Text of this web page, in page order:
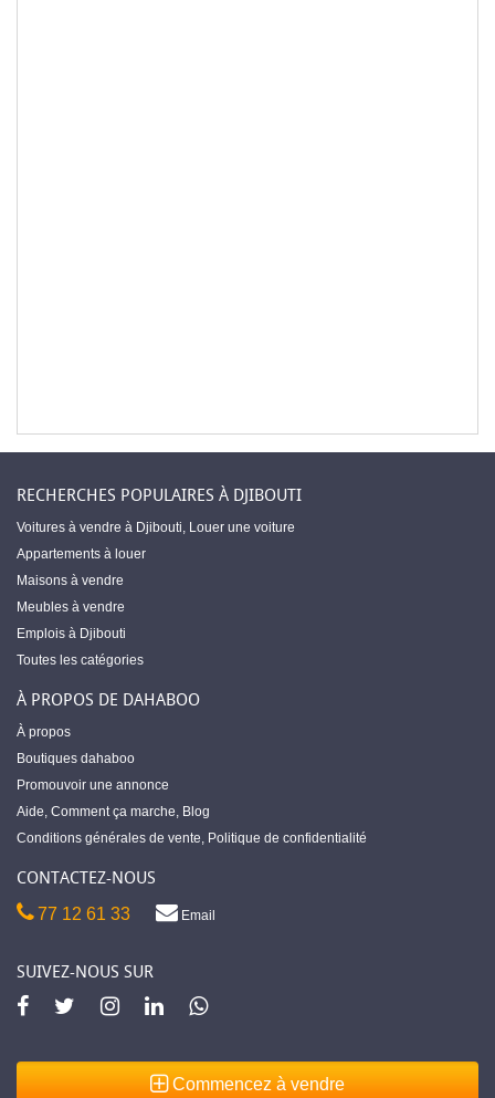
RECHERCHES POPULAIRES À DJIBOUTI
Voitures à vendre à Djibouti, Louer une voiture
Appartements à louer
Maisons à vendre
Meubles à vendre
Emplois à Djibouti
Toutes les catégories
À PROPOS DE DAHABOO
À propos
Boutiques dahaboo
Promouvoir une annonce
Aide, Comment ça marche, Blog
Conditions générales de vente, Politique de confidentialité
CONTACTEZ-NOUS
77 12 61 33 Email
SUIVEZ-NOUS SUR
Commencez à vendre